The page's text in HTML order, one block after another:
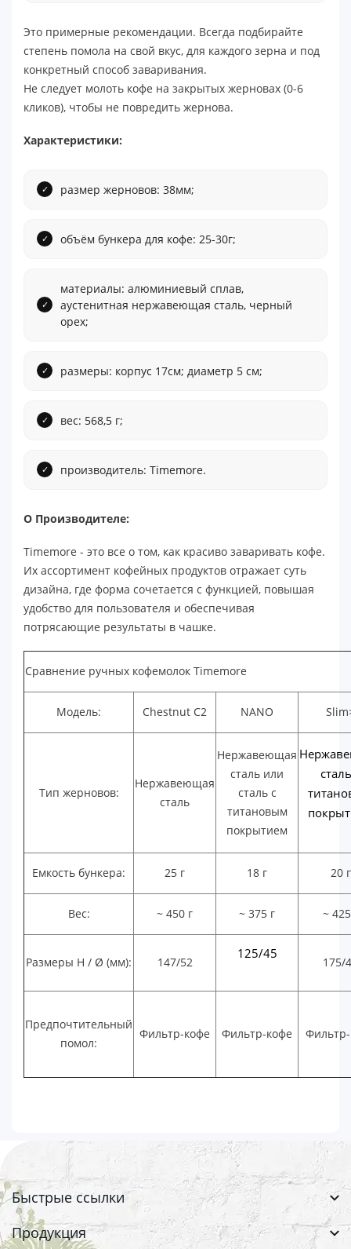
Это примерные рекомендации. Всегда подбирайте
степень помола на свой вкус, для каждого зерна и под
конкретный способ заваривания.
Не следует молоть кофе на закрытых жерновах (0-6
кликов), чтобы не повредить жернова.
Характеристики:
размер жерновов: 38мм;
объём бункера для кофе: 25-30г;
материалы: алюминиевый сплав,
аустенитная нержавеющая сталь, черный
орех;
размеры: корпус 17см; диаметр 5 см;
вес: 568,5 г;
производитель: Timemore.
О Производителе:
Timemore - это все о том, как красиво заваривать кофе.
Их ассортимент кофейных продуктов отражает суть
дизайна, где форма сочетается с функцией, повышая
удобство для пользователя и обеспечивая
потрясающие результаты в чашке.
Сравнение ручных кофемолок Timemore
Модель: Chestnut C2 NANO
Тип жерновов:
Нержавеющая
сталь
Нержавеющая
сталь или
сталь с
титановым
покрытием
Емкость бункера: 25 г 18 г 20 г
Вес: ~ 450 г ~ 375 г ~
Размеры H / Ø (мм): 147/52
125/45
175/
Предпочтительный
помол:
Фильтр-кофе Фильтр-кофе
Быстрые ссылки
Продукция